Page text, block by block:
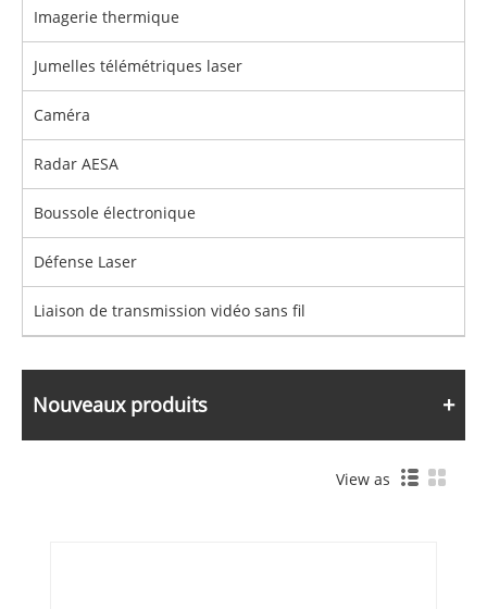
Imagerie thermique
Jumelles télémétriques laser
Caméra
Radar AESA
Boussole électronique
Défense Laser
Liaison de transmission vidéo sans fil
Nouveaux produits
View as